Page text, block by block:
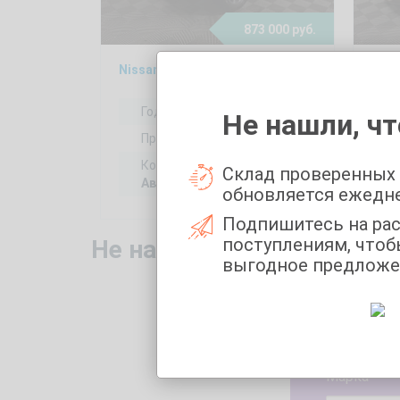
873 000 руб.
Nissan Terrano 2, 2015
Год выпуска:
Пробег:
155339 км
Коробка передач:
Автоматическая
Не нашли то, что
Укажите
Марка
Не нашли,
Склад
обновляется
Подпишитесь на
поступлениям,
выгодное